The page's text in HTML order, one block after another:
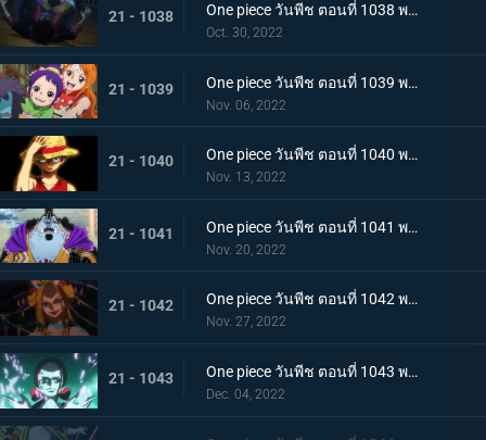
21 - 1038 One piece วันพีช ตอนที่ 1038 พากย์ไทย ท่าไม้ตายของนามิ! ศึกเสี่ยงตายของโอทามะ
Oct. 30, 2022
21 - 1039 One piece วันพีช ตอนที่ 1039 พากย์ไทย พวกพ้องเพิ่มพรวด กลุ่มหมวกฟางโต้กลับ
Nov. 06, 2022
21 - 1040 One piece วันพีช ตอนที่ 1040 พากย์ไทย ความภาคภูมิใจของนายท้าย จินเบเดือดจัด!
Nov. 13, 2022
21 - 1041 One piece วันพีช ตอนที่ 1041 พากย์ไทย ยอดศึกตัดสินสัตว์ประหลาด! ยามาโตะกับแฟรงกี้
Nov. 20, 2022
21 - 1042 One piece วันพีช ตอนที่ 1042 พากย์ไทย กับดักของผู้ล่า การยั่วยวนของแบล็คมาเรีย
Nov. 27, 2022
21 - 1043 One piece วันพีช ตอนที่ 1043 พากย์ไทย สะบั้นฝันร้าย บรู๊คดึงดาบน้ำแข็งออกจากฝัก
Dec. 04, 2022